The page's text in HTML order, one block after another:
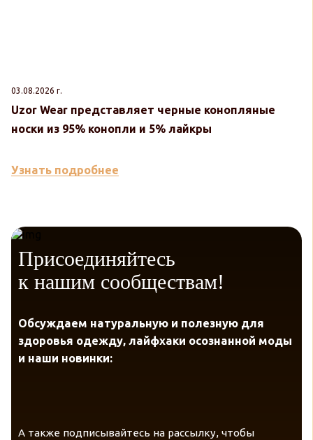
03.08.2026 г.
Uzor Wear представляет черные конопляные
носки из 95% конопли и 5% лайкры
Узнать подробнее
Присоединяйтесь
к нашим сообществам!
Обсуждаем натуральную и полезную для
здоровья одежду, лайфхаки осознанной моды
и наши новинки:
А также подписывайтесь на рассылку, чтобы